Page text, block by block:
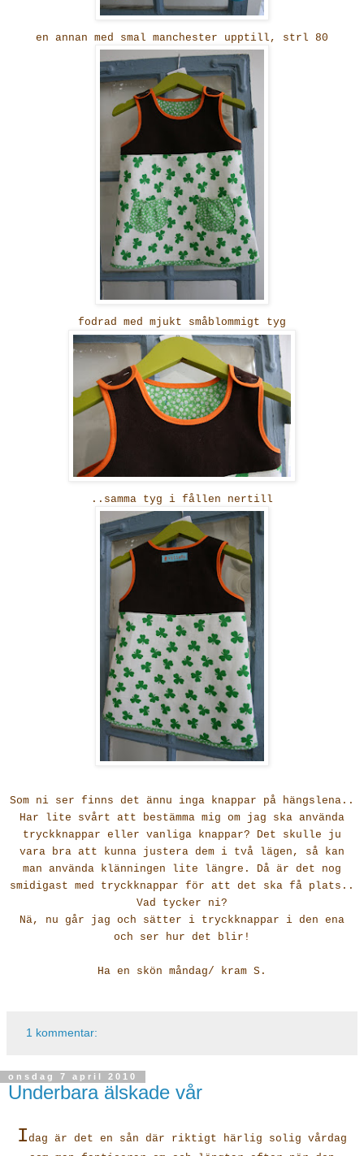
en annan med smal manchester upptill, strl 80
fodrad med mjukt småblommigt tyg
..samma tyg i fållen nertill
Som ni ser finns det ännu inga knappar på hängslena..
Har lite svårt att bestämma mig om jag ska använda
tryckknappar eller vanliga knappar? Det skulle ju
vara bra att kunna justera dem i två lägen, så kan
man använda klänningen lite längre. Då är det nog
smidigast med tryckknappar för att det ska få plats..
Vad tycker ni?
Nä, nu går jag och sätter i tryckknappar i den ena
och ser hur det blir!
Ha en skön måndag/ kram S.
1 kommentar:
onsdag 7 april 2010
Underbara älskade vår
Idag är det en sån där riktigt härlig solig vårdag